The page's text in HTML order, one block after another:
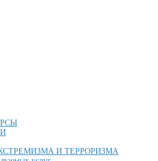
И ТЕРРОРИЗМА